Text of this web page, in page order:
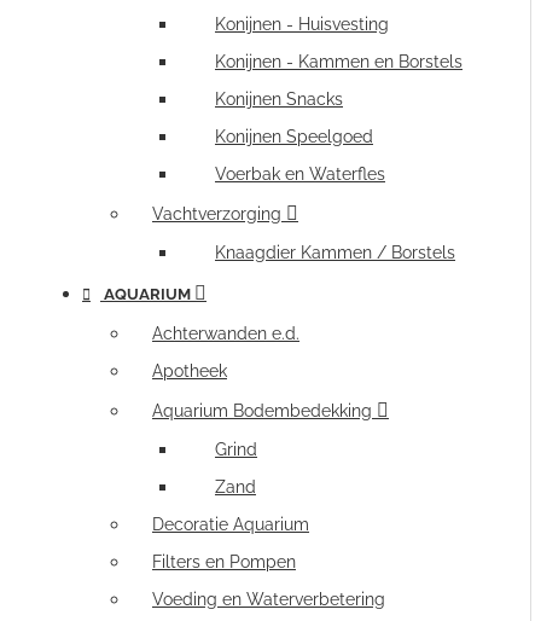
Konijnen - Huisvesting
Konijnen - Kammen en Borstels
Konijnen Snacks
Konijnen Speelgoed
Voerbak en Waterfles
Vachtverzorging
Knaagdier Kammen / Borstels
AQUARIUM
Achterwanden e.d.
Apotheek
Aquarium Bodembedekking
Grind
Zand
Decoratie Aquarium
Filters en Pompen
Voeding en Waterverbetering